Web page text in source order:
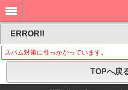
ERROR!!
スパム対策に引っかかっています。
TOPへ戻